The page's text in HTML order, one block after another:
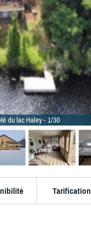
du lac Haley - 1/30
Tarification